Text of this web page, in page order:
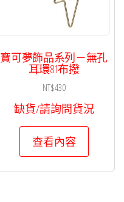
寶可夢飾品系列－無孔
耳環81布撥
NT$430
缺貨/請詢問貨況
查看內容